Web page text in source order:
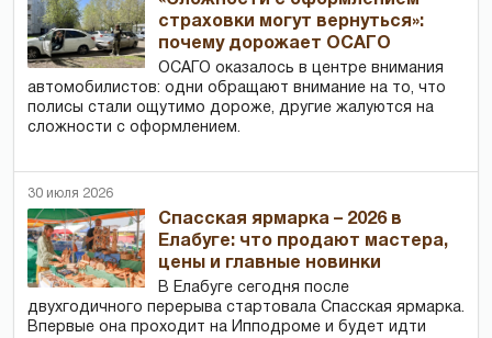
страховки могут вернуться»:
почему дорожает ОСАГО
ОСАГО оказалось в центре внимания
автомобилистов: одни обращают внимание на то, что
полисы стали ощутимо дороже, другие жалуются на
сложности с оформлением.
30 июля 2026
Спасская ярмарка – 2026 в
Елабуге: что продают мастера,
цены и главные новинки
В Елабуге сегодня после
двухгодичного перерыва стартовала Спасская ярмарка.
Впервые она проходит на Ипподроме и будет идти